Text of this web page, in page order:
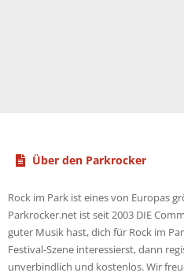
Über den Parkrocker
Rock im Park ist eines von Europas
Parkrocker.net ist seit 2003 DIE
guter Musik hast, dich für Rock im
Festival-Szene interessierst, dann
unverbindlich und kostenlos. Wir